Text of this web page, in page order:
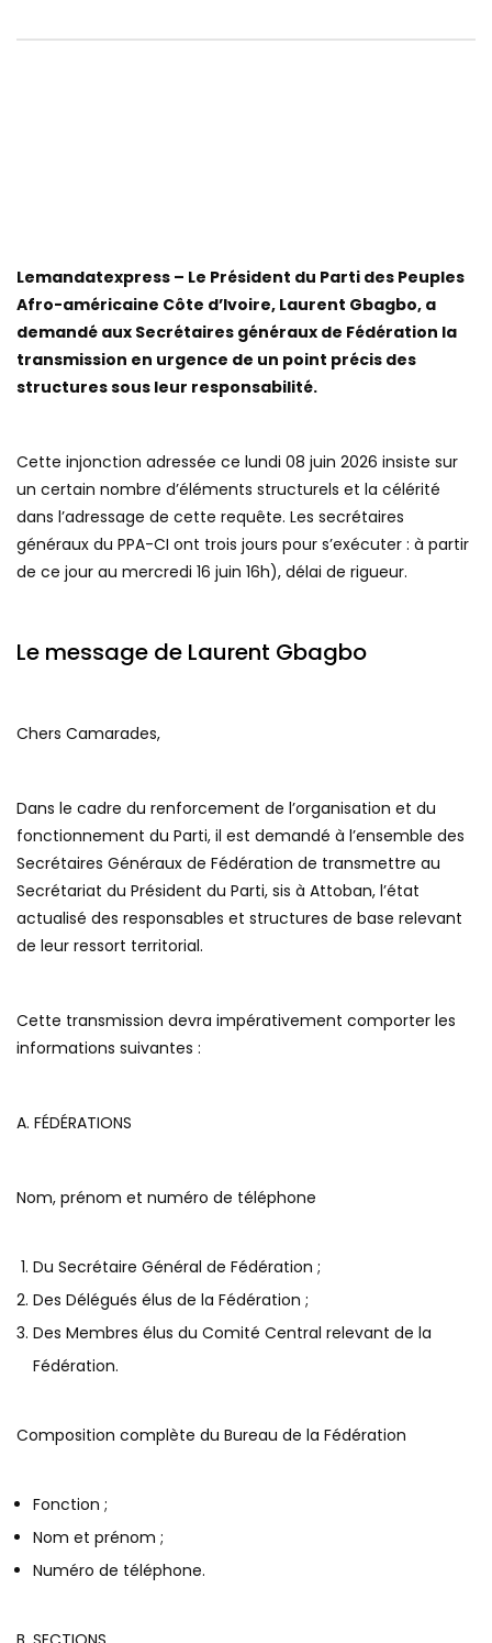
Lemandatexpress – Le Président du Parti des Peuples
Afro-américaine Côte d’Ivoire, Laurent Gbagbo, a
demandé aux Secrétaires généraux de Fédération la
transmission en urgence de un point précis des
structures sous leur responsabilité.
Cette injonction adressée ce lundi 08 juin 2026 insiste sur
un certain nombre d’éléments structurels et la célérité
dans l’adressage de cette requête. Les secrétaires
généraux du PPA-CI ont trois jours pour s’exécuter : à partir
de ce jour au mercredi 16 juin 16h), délai de rigueur.
Le message de Laurent Gbagbo
Chers Camarades,
Dans le cadre du renforcement de l’organisation et du
fonctionnement du Parti, il est demandé à l’ensemble des
Secrétaires Généraux de Fédération de transmettre au
Secrétariat du Président du Parti, sis à Attoban, l’état
actualisé des responsables et structures de base relevant
de leur ressort territorial.
Cette transmission devra impérativement comporter les
informations suivantes :
A. FÉDÉRATIONS
Nom, prénom et numéro de téléphone
Du Secrétaire Général de Fédération ;
Des Délégués élus de la Fédération ;
Des Membres élus du Comité Central relevant de la
Fédération.
Composition complète du Bureau de la Fédération
Fonction ;
Nom et prénom ;
Numéro de téléphone.